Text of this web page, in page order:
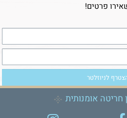
פרטים!
חריטה אומנותית